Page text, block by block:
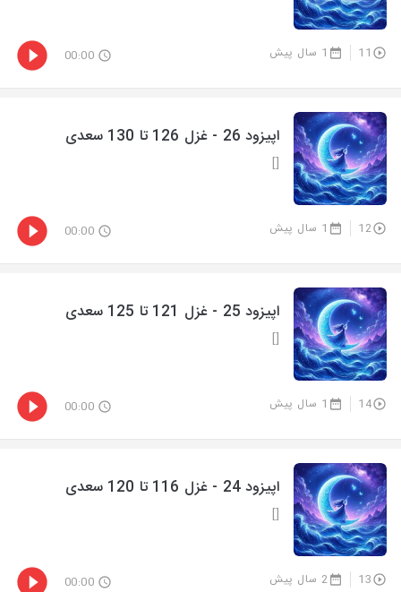
11 1 سال پیش 00:00
اپیزود 26 - غزل 126 تا 130 سعدی
[]
12 1 سال پیش 00:00
اپیزود 25 - غزل 121 تا 125 سعدی
[]
14 1 سال پیش 00:00
اپیزود 24 - غزل 116 تا 120 سعدی
[]
13 2 سال پیش 00:00